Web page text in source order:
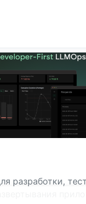
разработки,